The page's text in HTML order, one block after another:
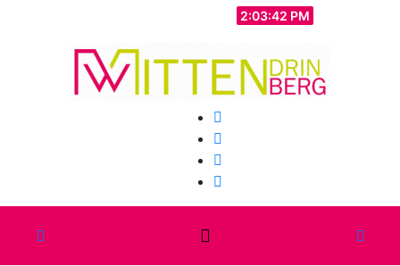
2:03:44 PM